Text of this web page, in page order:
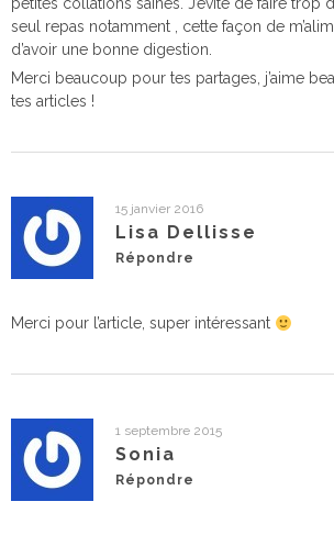
petites collations saines. J’évite de faire trop
seul repas notamment , cette façon de
d’avoir une bonne digestion.
Merci beaucoup pour tes partages, j’aime
tes articles !
15 janvier 2016
Lisa Dellisse
Répondre
Merci pour l’article, super intéressant
1 septembre 2015
Sonia
Répondre